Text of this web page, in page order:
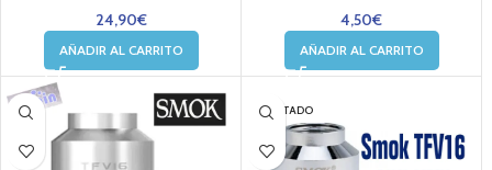
24,90€
AÑADIR AL CARRITO
4,50€
AÑADIR AL CARRITO
AGOTADO